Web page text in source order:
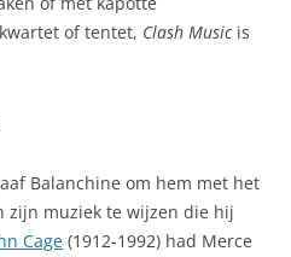
of tentet, Clash Musicis
Balanchine om hem met het
zijn muziek te wijzen die hij
Cage (1912-1992) had Merce